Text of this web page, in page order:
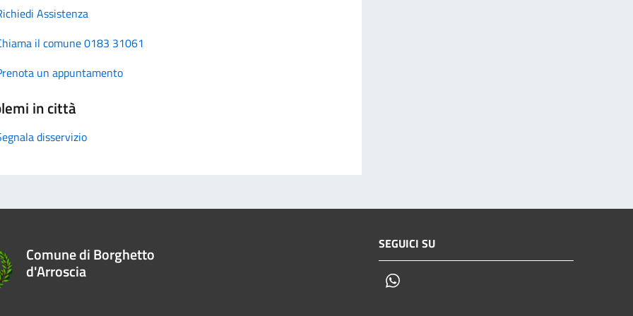
Assistenza
il comune 0183 31061
un appuntamento
in città
disservizio
Comune di Borghetto
d'Arroscia
SEGUICI SU